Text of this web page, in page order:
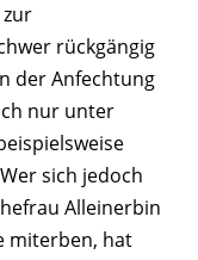
rückgängig
der Anfechtung
nur unter
sich jedoch
Alleinerbin
miterben, hat